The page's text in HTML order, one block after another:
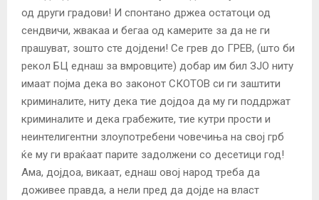
од други градови! И спонтано држеа остатоци од
сендвичи, жвакаа и бегаа од камерите за да не ги
прашуват, зошто сте дојдени! Се грев до ГРЕВ, (што би
рекол БЦ еднаш за вмровците) добар им бил ЗЈО ниту
имаат појма дека во законот СКОТОВ си ги заштити
криминалите, ниту дека тие дојдоа да му ги поддржат
криминалите и дека грабежите, тие кутри прости и
неинтелигентни злоупотребени човечиња на свој грб
ќе му ги враќаат парите задолжени со десетици год!
Ама, дојдоа, викаат, еднаш овој народ треба да
доживее правда, а нели пред да дојде на власт